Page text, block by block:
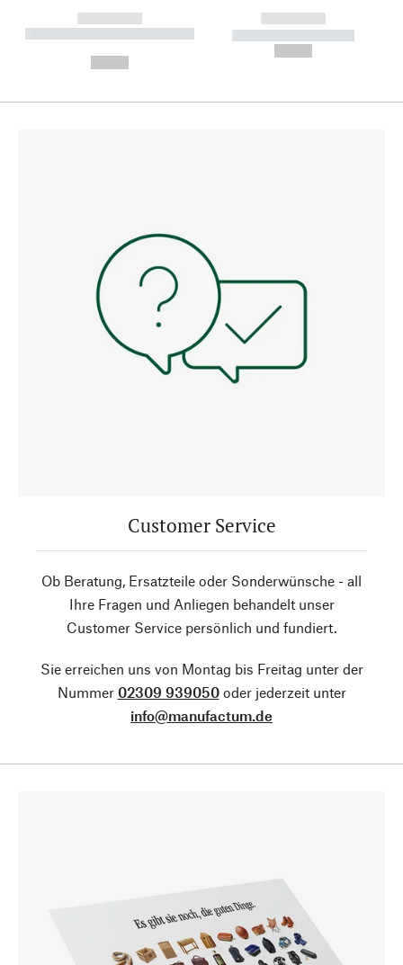
------------
----------- ----------- --------
------------
----------- -----------
Customer Service
Ob Beratung, Ersatzteile oder Sonderwünsche - all
Ihre Fragen und Anliegen behandelt unser
Customer Service persönlich und fundiert.
Sie erreichen uns von Montag bis Freitag unter der
Nummer 02309 939050oder jederzeit unter
info@manufactum.de